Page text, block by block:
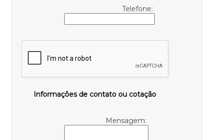
Telefone:
Informações de contato ou cotação
Mensagem: